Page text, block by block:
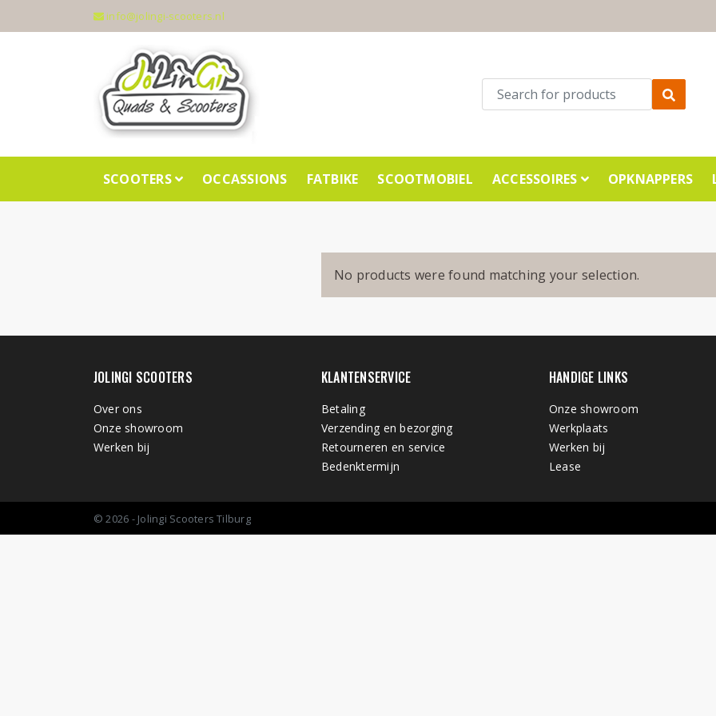
info@jolingi-scooters.nl
SCOOTERS OCCASSIONS FATBIKE SCOOTMOBIEL ACCESSOIRES OPKNAPPERS
No products were found matching your selection.
JOLINGI SCOOTERS
Over ons
Onze showroom
Werken bij
KLANTENSERVICE
Betaling
Verzending en bezorging
Retourneren en service
Bedenktermijn
HANDIGE LINKS
Onze showroom
Werkplaats
Werken bij
Lease
© 2026 - Jolingi Scooters Tilburg